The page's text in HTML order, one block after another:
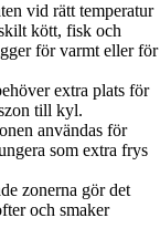
vid rätt temperatur
kött, fisk och
för varmt eller för
extra plats för
till kyl.
användas för
som extra frys
zonerna gör det
och smaker